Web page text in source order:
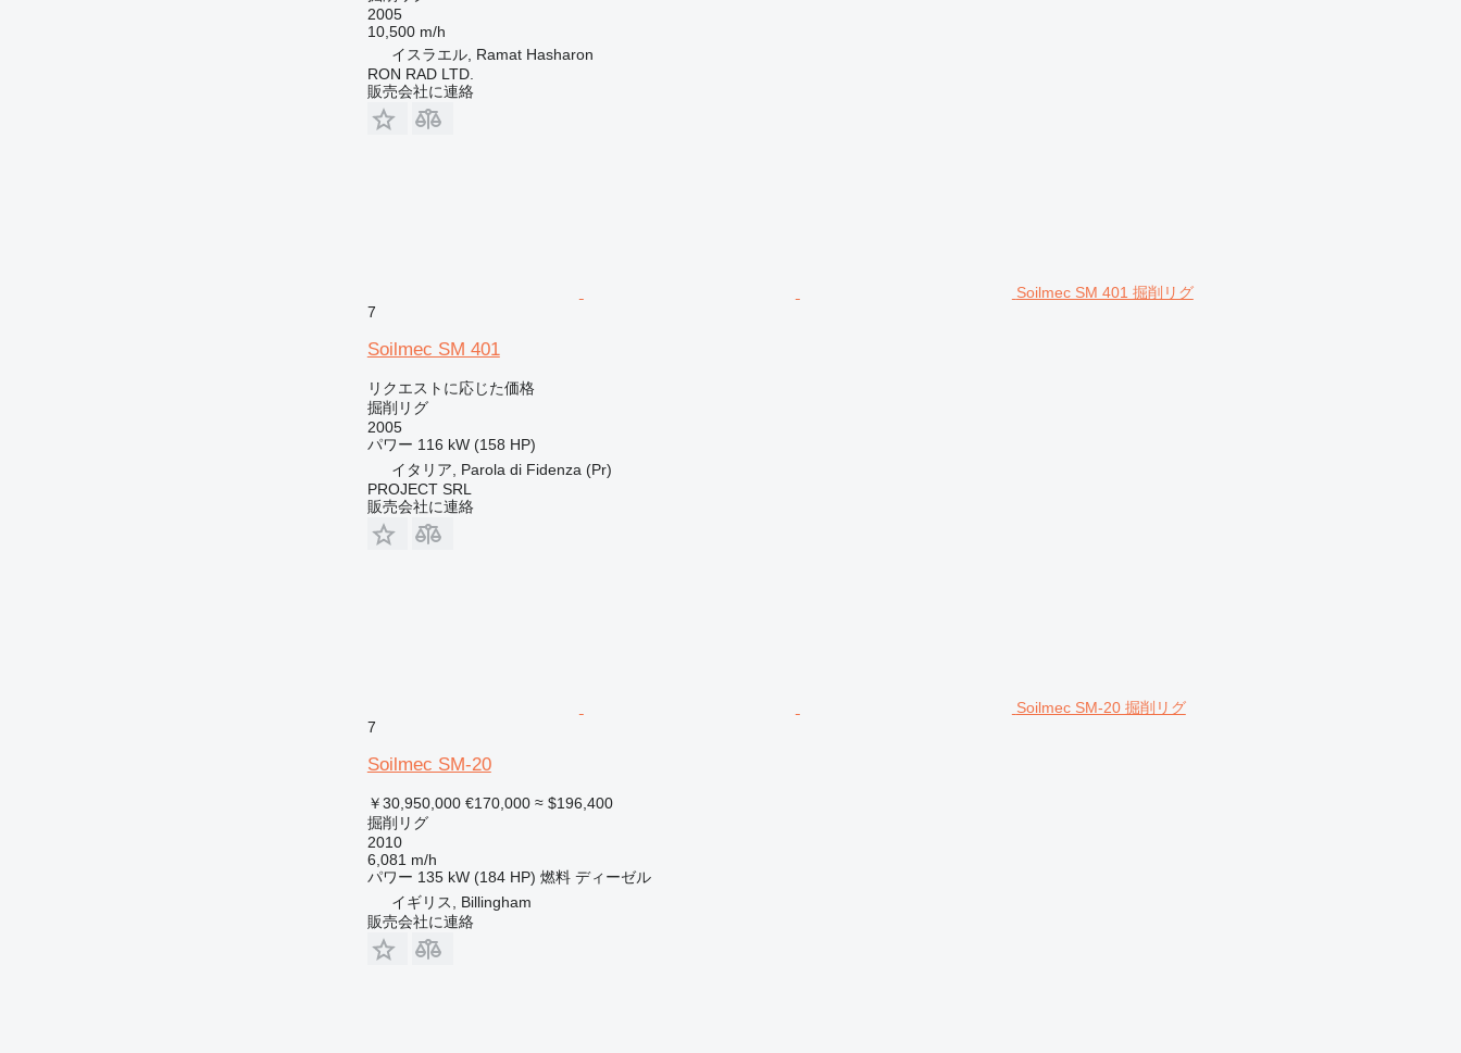
2005
10,500 m/h
イスラエル, Ramat Hasharon
RON RAD LTD.
販売会社に連絡
Soilmec SM 401 掘削リグ
7
Soilmec SM 401
リクエストに応じた価格
掘削リグ
2005
パワー 116 kW (158 HP)
イタリア, Parola di Fidenza (Pr)
PROJECT SRL
販売会社に連絡
Soilmec SM-20 掘削リグ
7
Soilmec SM-20
￥30,950,000 €170,000 ≈ $196,400
掘削リグ
2010
6,081 m/h
パワー 135 kW (184 HP) 燃料 ディーゼル
イギリス, Billingham
販売会社に連絡